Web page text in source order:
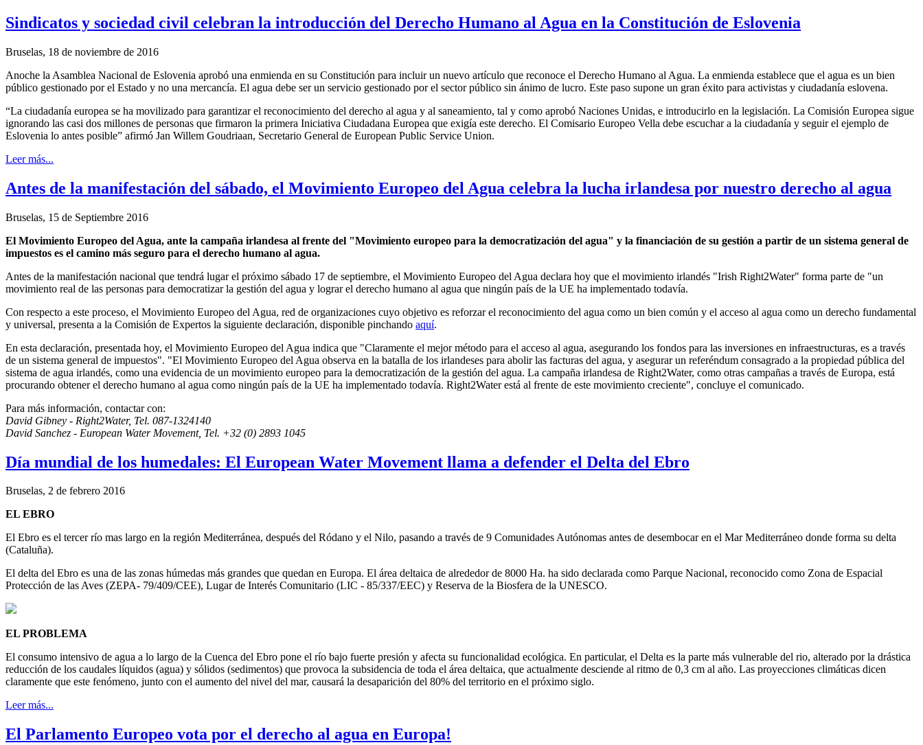
Sindicatos y sociedad civil celebran la introducción del Derecho Humano al Agua en la Constitución de Eslovenia
Bruselas, 18 de noviembre de 2016
Anoche la Asamblea Nacional de Eslovenia aprobó una enmienda en su Constitución para incluir un nuevo artículo que reconoce el Derecho Humano al Agua. La enmienda establece que el agua es un bien
público gestionado por el Estado y no una mercancía. El agua debe ser un servicio gestionado por el sector público sin ánimo de lucro. Este paso supone un gran éxito para activistas y ciudadanía eslovena.
“La ciudadanía europea se ha movilizado para garantizar el reconocimiento del derecho al agua y al saneamiento, tal y como aprobó Naciones Unidas, e introducirlo en la legislación. La Comisión Europea sigue
ignorando las casi dos millones de personas que firmaron la primera Iniciativa Ciudadana Europea que exigía este derecho. El Comisario Europeo Vella debe escuchar a la ciudadanía y seguir el ejemplo de
Eslovenia lo antes posible” afirmó Jan Willem Goudriaan, Secretario General de European Public Service Union.
Leer más...
Antes de la manifestación del sábado, el Movimiento Europeo del Agua celebra la lucha irlandesa por nuestro derecho al agua
Bruselas, 15 de Septiembre 2016
El Movimiento Europeo del Agua, ante la campaña irlandesa al frente del "Movimiento europeo para la democratización del agua" y la financiación de su gestión a partir de un sistema general de
impuestos es el camino más seguro para el derecho humano al agua.
Antes de la manifestación nacional que tendrá lugar el próximo sábado 17 de septiembre, el Movimiento Europeo del Agua declara hoy que el movimiento irlandés "Irish Right2Water" forma parte de "un
movimiento real de las personas para democratizar la gestión del agua y lograr el derecho humano al agua que ningún país de la UE ha implementado todavía.
Con respecto a este proceso, el Movimiento Europeo del Agua, red de organizaciones cuyo objetivo es reforzar el reconocimiento del agua como un bien común y el acceso al agua como un derecho fundamental
y universal, presenta a la Comisión de Expertos la siguiente declaración, disponible pinchando aquí.
En esta declaración, presentada hoy, el Movimiento Europeo del Agua indica que "Claramente el mejor método para el acceso al agua, asegurando los fondos para las inversiones en infraestructuras, es a través
de un sistema general de impuestos". "El Movimiento Europeo del Agua observa en la batalla de los irlandeses para abolir las facturas del agua, y asegurar un referéndum consagrado a la propiedad pública del
sistema de agua irlandés, como una evidencia de un movimiento europeo para la democratización de la gestión del agua. La campaña irlandesa de Right2Water, como otras campañas a través de Europa, está
procurando obtener el derecho humano al agua como ningún país de la UE ha implementado todavía. Right2Water está al frente de este movimiento creciente", concluye el comunicado.
Para más información, contactar con:
David Gibney - Right2Water, Tel. 087-1324140
David Sanchez - European Water Movement, Tel. +32 (0) 2893 1045
Día mundial de los humedales: El European Water Movement llama a defender el Delta del Ebro
Bruselas, 2 de febrero 2016
EL EBRO
El Ebro es el tercer río mas largo en la región Mediterránea, después del Ródano y el Nilo, pasando a través de 9 Comunidades Autónomas antes de desembocar en el Mar Mediterráneo donde forma su delta
(Cataluña).
El delta del Ebro es una de las zonas húmedas más grandes que quedan en Europa. El área deltaica de alrededor de 8000 Ha. ha sido declarada como Parque Nacional, reconocido como Zona de Espacial
Protección de las Aves (ZEPA- 79/409/CEE), Lugar de Interés Comunitario (LIC - 85/337/EEC) y Reserva de la Biosfera de la UNESCO.
EL PROBLEMA
El consumo intensivo de agua a lo largo de la Cuenca del Ebro pone el río bajo fuerte presión y afecta su funcionalidad ecológica. En particular, el Delta es la parte más vulnerable del rio, alterado por la drástica
reducción de los caudales líquidos (agua) y sólidos (sedimentos) que provoca la subsidencia de toda el área deltaica, que actualmente desciende al ritmo de 0,3 cm al año. Las proyecciones climáticas dicen
claramente que este fenómeno, junto con el aumento del nivel del mar, causará la desaparición del 80% del territorio en el próximo siglo.
Leer más...
El Parlamento Europeo vota por el derecho al agua en Europa!